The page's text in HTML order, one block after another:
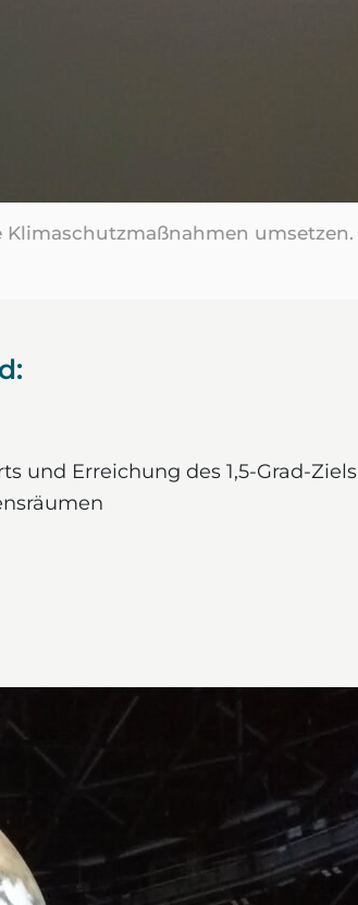
Klimaschutzmaßnahmen umsetzen.
und Erreichung des 1,5-Grad-Ziels